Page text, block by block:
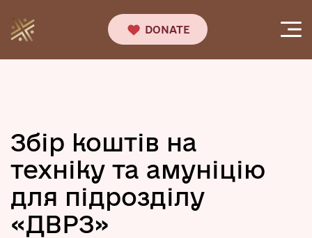
DONATE
Збір коштів на
техніку та амуніцію
для підрозділу
«ДВРЗ»